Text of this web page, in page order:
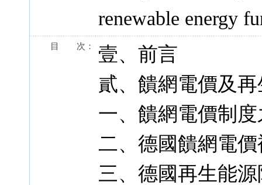
renewable energy
目 次：
壹、前言
貳、饋網電價及
一、饋網電價制
二、德國饋網電
三、德國再生能